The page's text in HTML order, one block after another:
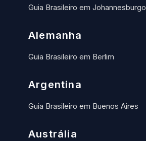
Guia Brasileiro em Johannesburgo
Alemanha
Guia Brasileiro em Berlim
Argentina
Guia Brasileiro em Buenos Aires
Austrália